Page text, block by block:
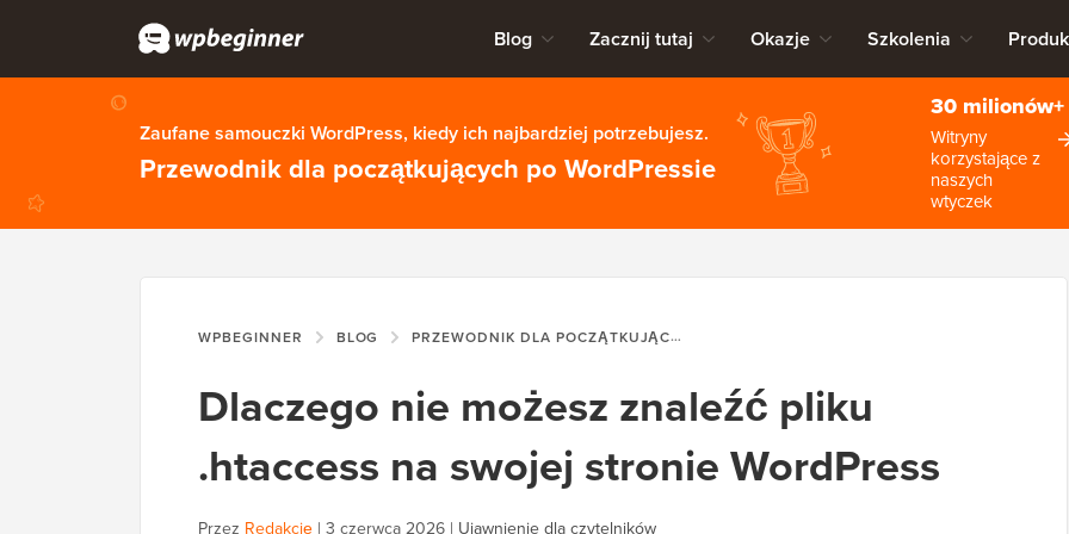
Blog Zacznij tutaj Okazje Szkolenia
Zaufane samouczki WordPress, kiedy ich najbardziej potrzebujesz.
Przewodnik dla początkujących po WordPressie
30 milionów+
Witryny
korzystające z
naszych
wtyczek
WPBEGINNER BLOG PRZEWODNIK DLA POCZĄTKUJĄCYCH DLACZEGO NIE MOŻESZ ZNALEŹĆ PLIKU
Dlaczego nie możesz znaleźć pliku
.htaccess na swojej stronie WordPress
Przez Redakcję | 3 czerwca 2026 | Ujawnienie dla czytelników